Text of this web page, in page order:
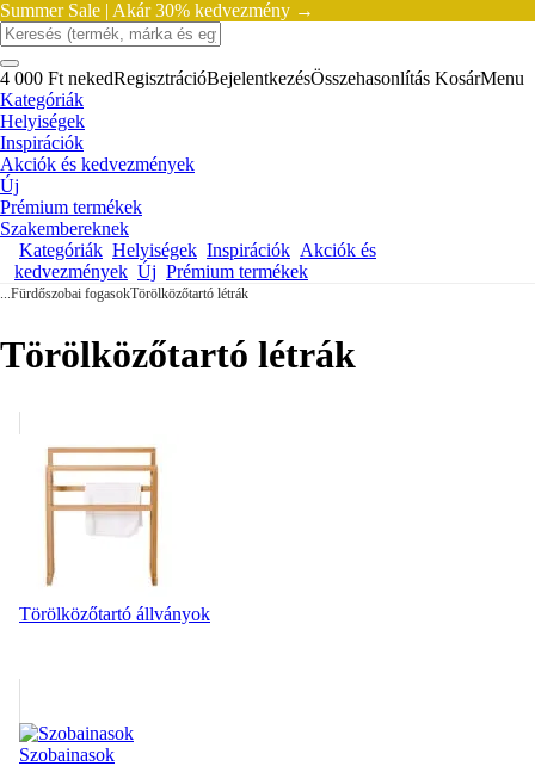
Summer Sale | Akár 30% kedvezmény →
4 000 Ft nekedRegisztrációBejelentkezésÖsszehasonlítás KosárMenu
Kategóriák
Helyiségek
Inspirációk
Akciók és kedvezmények
Új
Prémium termékek
Szakembereknek
Kategóriák Helyiségek Inspirációk Akciók és
kedvezmények Új Prémium termékek
...Fürdőszobai fogasokTörölközőtartó létrák
Törölközőtartó létrák
Törölközőtartó állványok
Szobainasok